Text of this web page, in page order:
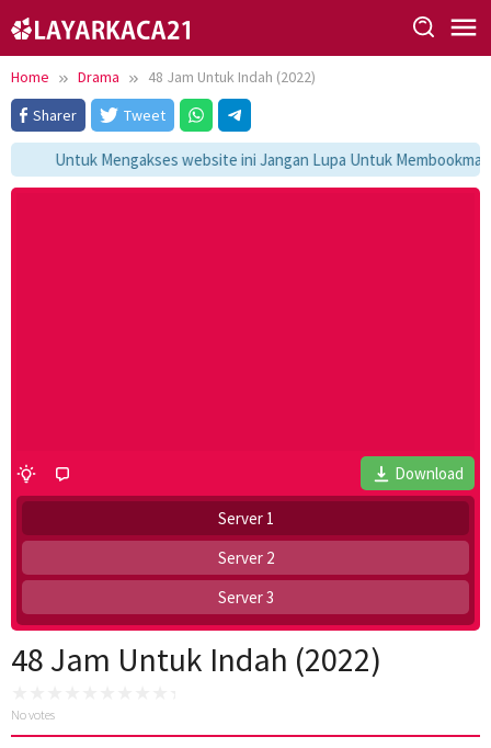
to
content
Home Drama
48 Jam Untuk Indah (2022)
Sharer
Tweet
Untuk Mengakses website ini Jangan Lupa Untuk
Download
Server 1
Server 2
Server 3
48 Jam Untuk Indah (2022)
No votes